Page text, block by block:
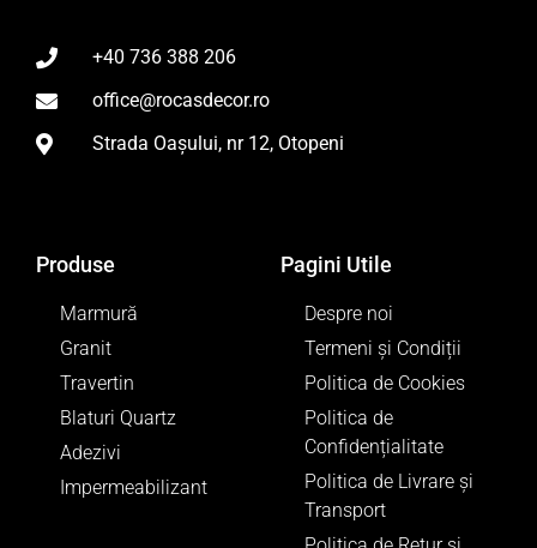
+40 736 388 206
office@rocasdecor.ro
Strada Oașului, nr 12, Otopeni
Produse
Marmură
Granit
Travertin
Blaturi Quartz
Adezivi
Impermeabilizant
Pagini Utile
Despre noi
Termeni și Condiții
Politica de Cookies
Politica de
Confidențialitate
Politica de Livrare și
Transport